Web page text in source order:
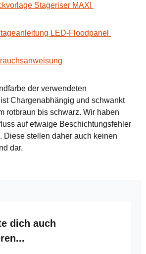
Stageriser MAXI
LED-Floodpanel
der verwendeten
Chargenabhängig und schwankt
rotbraun bis schwarz. Wir haben
auf etwaige Beschichtungsfehler
Diese stellen daher auch keinen
dar.
überspringen
dich auch